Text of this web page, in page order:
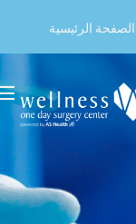
الصفحة الرئيسية